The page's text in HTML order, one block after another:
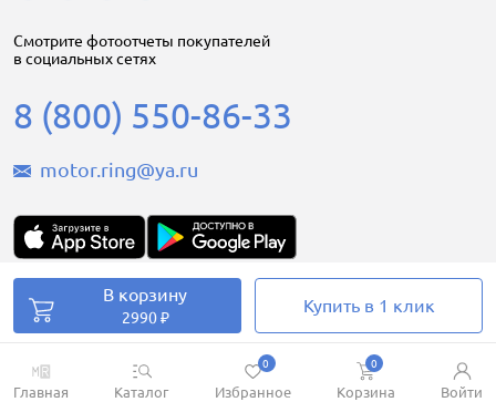
Главная Каталог Избранное
0
Корзина
0
Войти
В корзину
2990 ₽
Купить в 1 клик
Cмотрите фотоотчеты покупателей
в социальных сетях
8 (800) 550-86-33
motor.ring@ya.ru
Motorring.ru © 2008-2026